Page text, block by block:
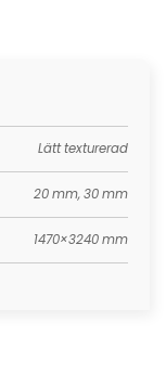
Lätt texturerad
20 mm, 30 mm
1470×3240 mm